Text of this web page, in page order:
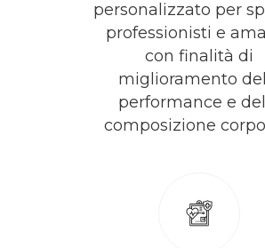
personalizzato per
professionisti e
con finalità di
miglioramento
performance e
composizione